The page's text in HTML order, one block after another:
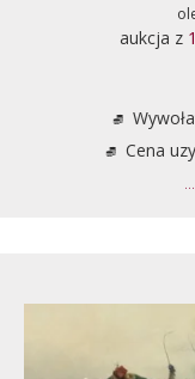
aukcja z
Cena